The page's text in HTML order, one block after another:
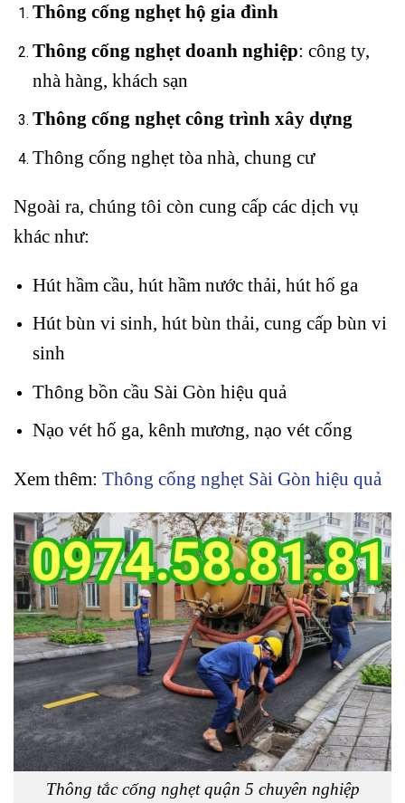
Thông cống nghẹt hộ gia đình
Thông cống nghẹt doanh nghiệp: công ty,
nhà hàng, khách sạn
Thông cống nghẹt công trình xây dựng
Thông cống nghẹt tòa nhà, chung cư
Ngoài ra, chúng tôi còn cung cấp các dịch vụ
khác như:
Hút hầm cầu, hút hầm nước thải, hút hố ga
Hút bùn vi sinh, hút bùn thải, cung cấp bùn vi
sinh
Thông bồn cầu Sài Gòn hiệu quả
Nạo vét hố ga, kênh mương, nạo vét cống
Xem thêm: Thông cống nghẹt Sài Gòn hiệu quả
Thông tắc cống nghẹt quận 5 chuyên nghiệp